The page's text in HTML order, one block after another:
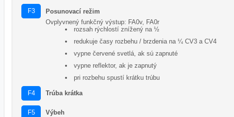
F3
Posunovací režim
Ovplyvnený funkčný výstup: FA0v, FA0r
rozsah rýchlostí znížený na ½
redukuje časy rozbehu / brzdenia na ¼ CV3 a CV4
vypne červené svetlá, ak sú zapnuté
vypne reflektor, ak je zapnutý
pri rozbehu spustí krátku trúbu
F4 Trúba krátka
F5
Výbeh